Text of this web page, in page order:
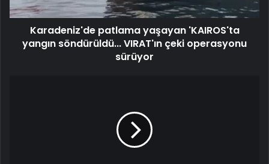
Karadeniz'de patlama yaşayan 'KAIROS'ta
yangın söndürüldü... VIRAT'ın çeki operasyonu
sürüyor